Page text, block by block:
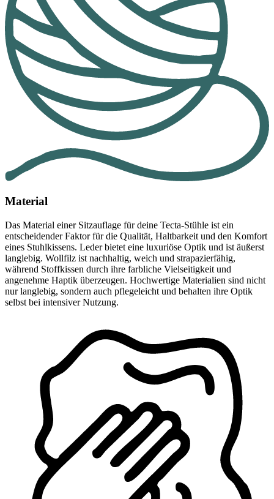
Material
Das Material einer Sitzauflage für deine Tecta-Stühle ist ein
entscheidender Faktor für die Qualität, Haltbarkeit und den Komfort
eines Stuhlkissens. Leder bietet eine luxuriöse Optik und ist äußerst
langlebig. Wollfilz ist nachhaltig, weich und strapazierfähig,
während Stoffkissen durch ihre farbliche Vielseitigkeit und
angenehme Haptik überzeugen. Hochwertige Materialien sind nicht
nur langlebig, sondern auch pflegeleicht und behalten ihre Optik
selbst bei intensiver Nutzung.